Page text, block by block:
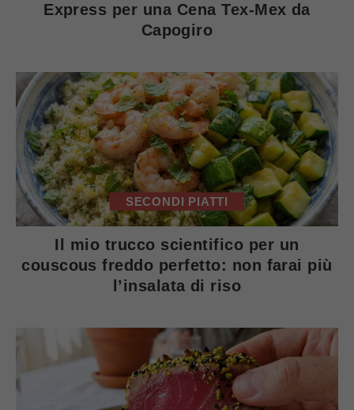
Express per una Cena Tex-Mex da
Capogiro
SECONDI PIATTI
Il mio trucco scientifico per un
couscous freddo perfetto: non farai più
l’insalata di riso